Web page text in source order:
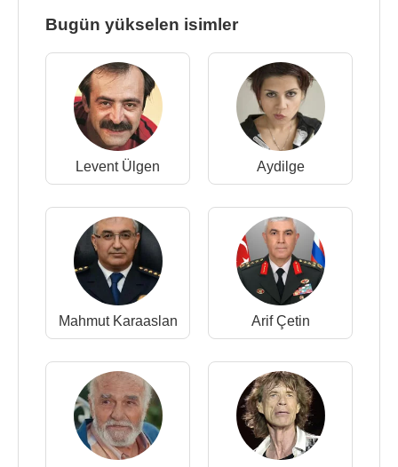
Bugün yükselen isimler
Levent Ülgen Aydilge
Mahmut Karaaslan Arif Çetin